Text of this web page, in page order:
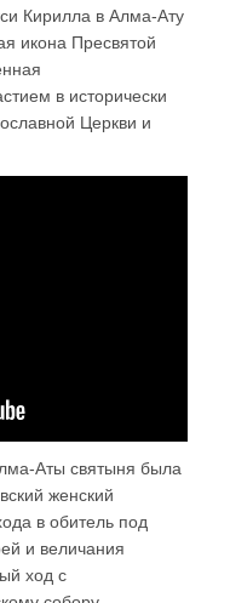
Кирилла в Алма-Ату
икона Пресвятой
в исторически
Церкви и
Аты святыня была
женский
в обитель под
и величания
ход с